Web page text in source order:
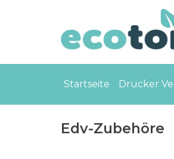
Startseite Drucker
Edv-Zubehöre